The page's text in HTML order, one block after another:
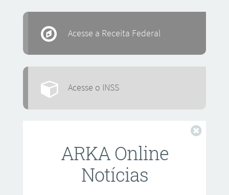
Acesse a Receita Federal
Acesse o INSS
ARKA Online
Notícias